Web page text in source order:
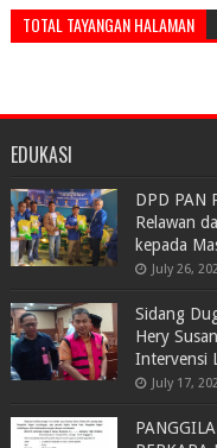
TOTAL TAYANGAN HALAMAN
EDUKASI
DPD PAN
Relawan
kepada
July 26,
Sidang
Hery
Intervensi
July 17,